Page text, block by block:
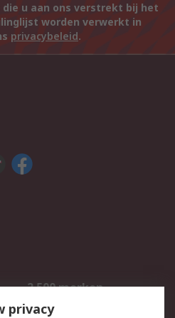
die u aan ons verstrekt bij het
worden verwerkt in
privacybeleid.
2.500 merken
Inkoopoplossingen
privacy